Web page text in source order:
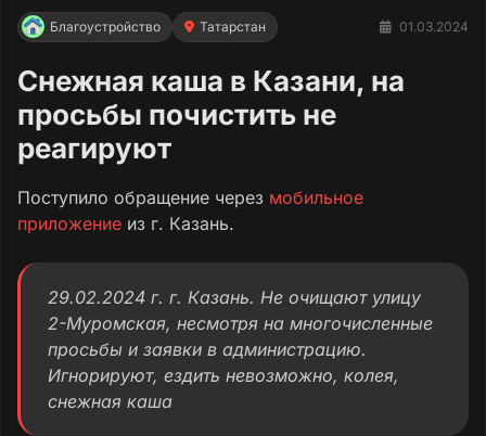
Благоустройство Татарстан 01.03.2024
Снежная каша в Казани, на
просьбы почистить не
реагируют
Поступило обращение через мобильное
приложение из г. Казань.
29.02.2024 г. г. Казань. Не очищают улицу
2-Муромская, несмотря на многочисленные
просьбы и заявки в администрацию.
Игнорируют, ездить невозможно, колея,
снежная каша